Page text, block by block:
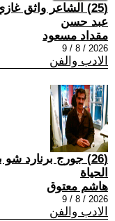
(25) الشاعر واثق
عبد حسن
مقداد مسعود
2026 / 8 / 9
الادب والفن
(26) جورج برنارد
الحياة
هاشم معتوق
2026 / 8 / 9
الادب والفن